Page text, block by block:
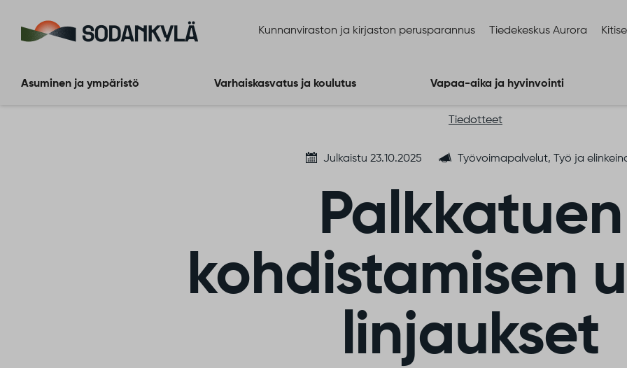
Kunnanviraston ja kirjaston perusparannus Tiedekeskus Aurora
Asuminen ja ympäristö Varhaiskasvatus ja koulutus Vapaa-aika ja hyvinvointi
Tiedotteet
Julkaistu 23.10.2025 Työvoimapalvelut, Työ ja
Palkkatuen
kohdistamisen
linjaukset